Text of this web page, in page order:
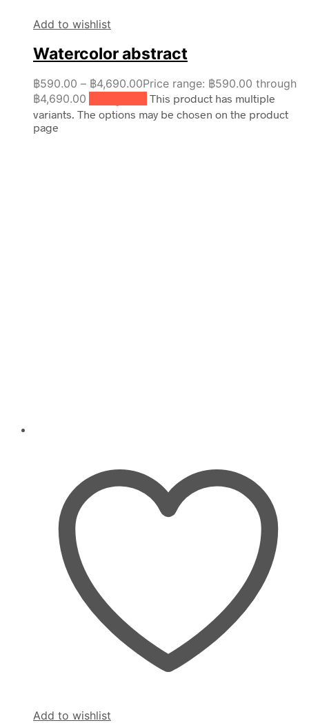
Add to wishlist
Watercolor abstract
฿590.00 – ฿4,690.00Price range: ฿590.00 through
฿4,690.00
This product has multiple
variants. The options may be chosen on the product
page
Add to wishlist